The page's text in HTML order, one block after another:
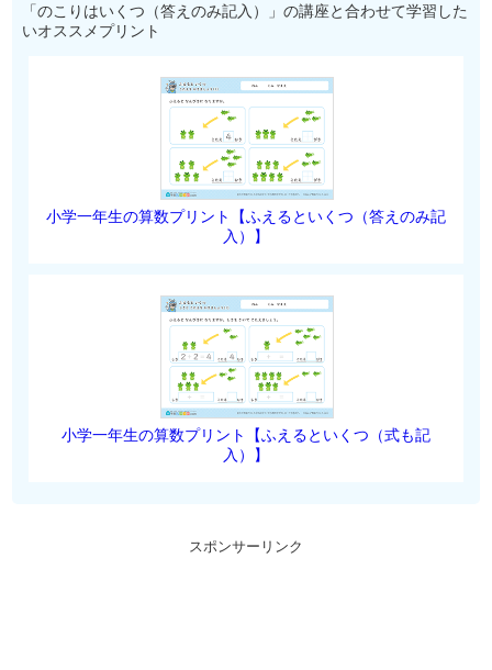
「のこりはいくつ（答えのみ記入）」の講座と合わせて学習した
いオススメプリント
小学一年生の算数プリント【ふえるといくつ（答えのみ記
入）】
小学一年生の算数プリント【ふえるといくつ（式も記
入）】
スポンサーリンク